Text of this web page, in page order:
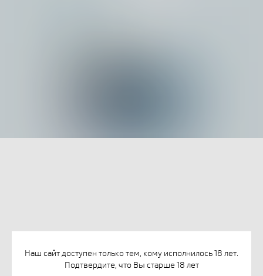
Наш сайт доступен только тем, кому исполнилось 18 лет.
Подтвердите, что Вы старше 18 лет
ДЕМЬЯНЕНКО А. МОЙ ДОМ НА ВОДЕ
978-5-91103-764-2